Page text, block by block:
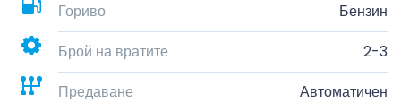
Гориво
Бензин
Брой на вратите
2-3
Предаване
Автоматичен